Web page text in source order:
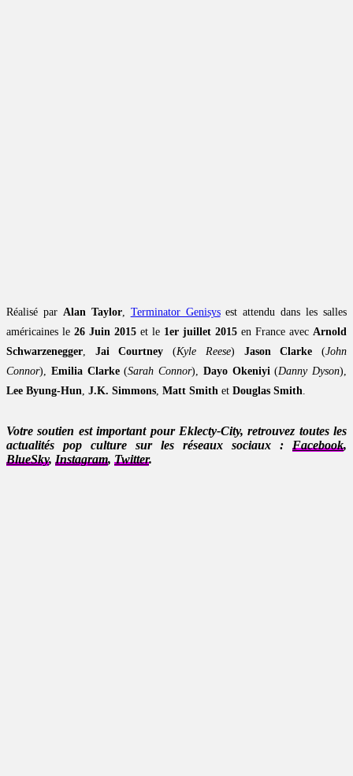
Réalisé par Alan Taylor, Terminator Genisysest attendu dans les salles
américaines le 26 Juin 2015 et le 1er juillet 2015 en France avec Arnold
Schwarzenegger, Jai Courtney (Kyle Reese) Jason Clarke (John
Connor), Emilia Clarke(Sarah Connor), Dayo Okeniyi(Danny Dyson),
Lee Byung-Hun, J.K. Simmons, Matt Smith et Douglas Smith.
Votre soutien est important pour Eklecty-City, retrouvez toutes les
actualités pop culture sur les réseaux sociaux : Facebook,
BlueSky, Instagram, Twitter.